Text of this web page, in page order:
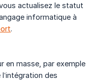
actualisez le statut
informatique à
.
en masse, par exemple
des